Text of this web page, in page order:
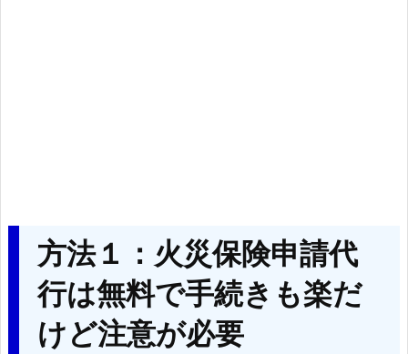
方法１：火災保険申請代
行は無料で手続きも楽だ
けど注意が必要